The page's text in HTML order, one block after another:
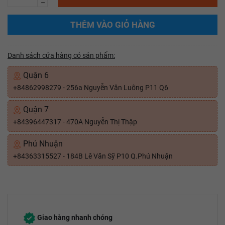
–
THÊM VÀO GIỎ HÀNG
Danh sách cửa hàng có sản phẩm:
Quận 6
+84862998279 - 256a Nguyễn Văn Luông P11 Q6
Quận 7
+84396447317 - 470A Nguyễn Thị Thập
Phú Nhuận
+84363315527 - 184B Lê Văn Sỹ P10 Q.Phú Nhuận
Giao hàng nhanh chóng